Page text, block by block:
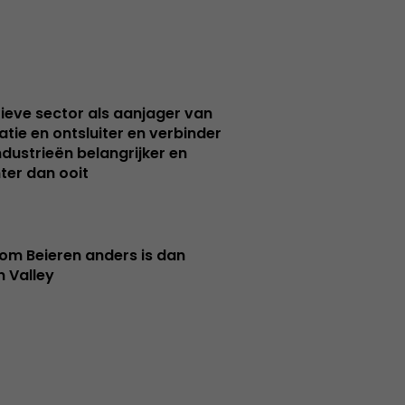
sector als aanjager van
en ontsluiter en verbinder
belangrijker en
dan ooit
Beieren anders is dan
Valley